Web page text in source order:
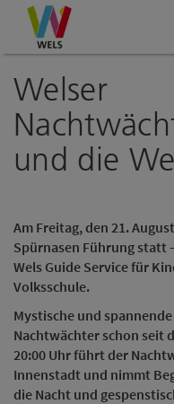
Zum Inhalt
Zur Navigation
Zum Seitenanfang
Welser
und die
Am Freitag, den 21.
Spürnasen Führung statt
Wels Guide Service für
Volksschule.
Mystische und
Nachtwächter schon seit
20:00 Uhr führt der
Innenstadt und nimmt
die Nacht und